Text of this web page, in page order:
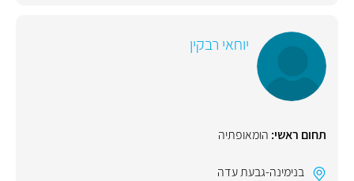
יוחאי רבקין
תחום ראשי: הומאופתיה
בנימינה-גבעת עדה